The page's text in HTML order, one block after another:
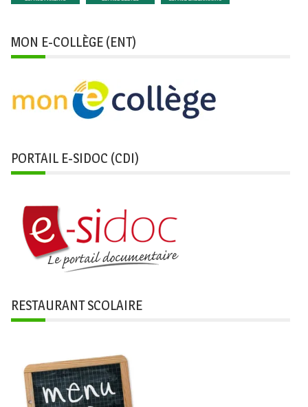
MON E-COLLÈGE (ENT)
PORTAIL E-SIDOC (CDI)
RESTAURANT SCOLAIRE